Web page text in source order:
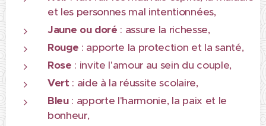
et les personnes mal intentionnées,
Jaune ou doré : assure la richesse,
Rouge : apporte la protection et la santé,
Rose : invite l'amour au sein du couple,
Vert : aide à la réussite scolaire,
Bleu : apporte l'harmonie, la paix et le
bonheur,